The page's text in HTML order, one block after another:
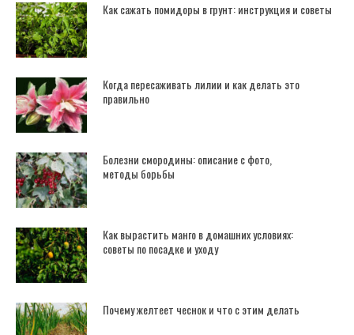
Как сажать помидоры в грунт: инструкция и советы
Когда пересаживать лилии и как делать это
правильно
Болезни смородины: описание с фото,
методы борьбы
Как вырастить манго в домашних условиях:
советы по посадке и уходу
Почему желтеет чеснок и что с этим делать